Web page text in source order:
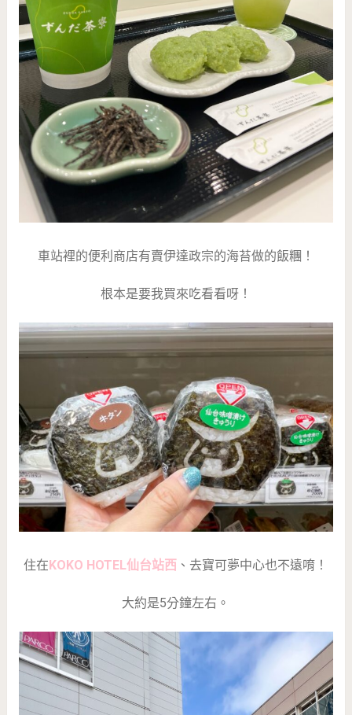
車站裡的便利商店有賣伊達政宗的海苔做的飯糰！
根本是要我買來吃看看呀！
住在 KOKO HOTEL仙台站西 、去寶可夢中心也不遠唷！
大約是5分鐘左右。